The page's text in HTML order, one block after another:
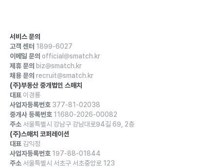
서비스 문의
고객 센터 1899-6027
이메일 문의 official@smatch.kr
제휴 문의 biz@smatch.kr
채용 문의 recruit@smatch.kr
(주)부동산 중개법인 스매치
대표 이경룡
사업자등록번호 377-81-02038
중개사 등록번호 11680-2026-00082
주소 서울특별시 강남구 강남대로94길 69, 2층
(주)스매치 코퍼레이션
대표 김익정
사업자등록번호 197-88-01844
주소 서울특별시 서초구 서초중앙로 123